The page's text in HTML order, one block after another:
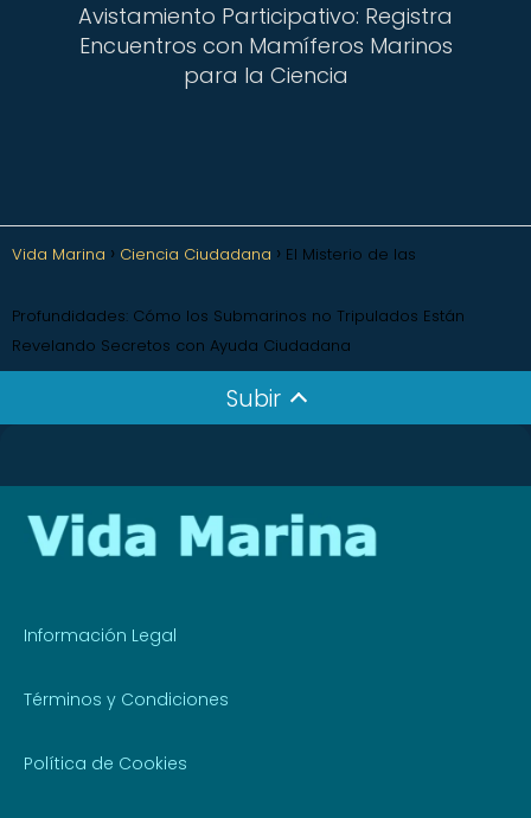
Avistamiento Participativo: Registra
Encuentros con Mamíferos Marinos
para la Ciencia
Vida Marina Ciencia Ciudadana El Misterio de las
Profundidades: Cómo los Submarinos no Tripulados Están
Revelando Secretos con Ayuda Ciudadana
Subir
Información Legal
Términos y Condiciones
Política de Cookies